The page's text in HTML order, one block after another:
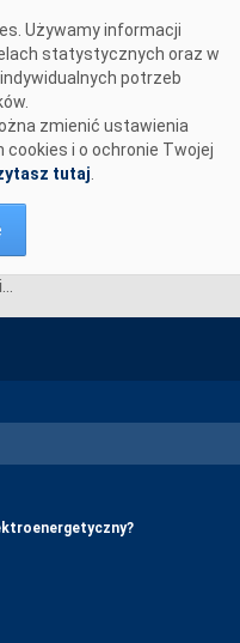
Używamy informacji
statystycznych oraz w
potrzeb
zmienić ustawienia
cookies i o ochronie Twojej
tutaj
Komunikat OSP dotyczący zawieszenia procesu Jednolitego łączenia Rynków Dnia Bieżącego w dn. 12.06.2025